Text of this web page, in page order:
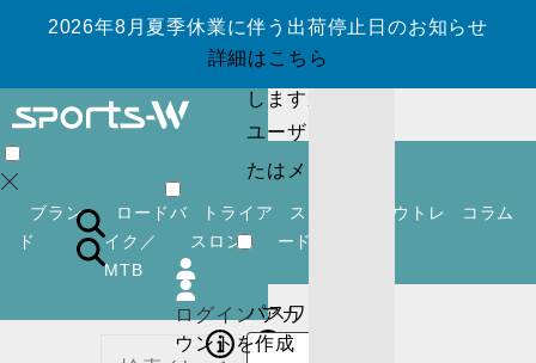
2026年8月夏季休業に伴う出荷停止日のお知らせ
詳細はこちら
ブラン
ド
ロードバ
イク／
MTB
トライア
スロン
スノーボ
ード
アウトレ
コラム
ログイン
アカ
ウントを作成
しますか ?
ユーザー名ま
たはメールア
ドレス
パスワード
ログイン アカ
ウントを作成